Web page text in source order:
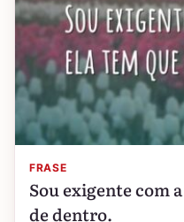
FRASE
Sou exigente com
de dentro.